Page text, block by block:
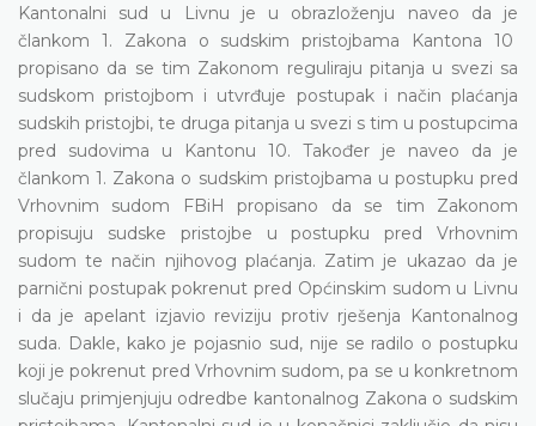
Kantonalni sud u Livnu je u obrazloženju naveo da je
člankom 1. Zakona o sudskim pristojbama Kantona 10
propisano da se tim Zakonom reguliraju pitanja u svezi sa
sudskom pristojbom i utvrđuje postupak i način plaćanja
sudskih pristojbi, te druga pitanja u svezi s tim u postupcima
pred sudovima u Kantonu 10. Također je naveo da je
člankom 1. Zakona o sudskim pristojbama u postupku pred
Vrhovnim sudom FBiH propisano da se tim Zakonom
propisuju sudske pristojbe u postupku pred Vrhovnim
sudom te način njihovog plaćanja. Zatim je ukazao da je
parnični postupak pokrenut pred Općinskim sudom u Livnu
i da je apelant izjavio reviziju protiv rješenja Kantonalnog
suda. Dakle, kako je pojasnio sud, nije se radilo o postupku
koji je pokrenut pred Vrhovnim sudom, pa se u konkretnom
slučaju primjenjuju odredbe kantonalnog Zakona o sudskim